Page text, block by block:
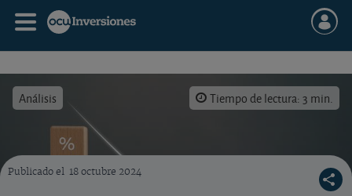
Análisis Tiempo de lectura: 3 min.
Publicado el 18 octubre 2024